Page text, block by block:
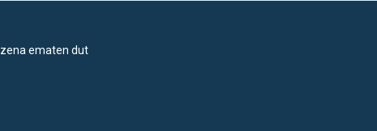
Izena ematen dut